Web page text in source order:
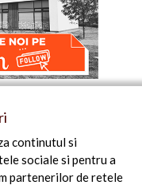
continutul si
sociale si pentru a
partenerilor de retele